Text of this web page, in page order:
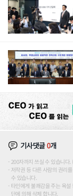
기사댓글0개
200자까지 쓰실 수 있습니
저작권 등 다른 사람의 권리
수 있습니다.
타인에게 불쾌감을 주는 욕
단에 의해 삭제 합니다.